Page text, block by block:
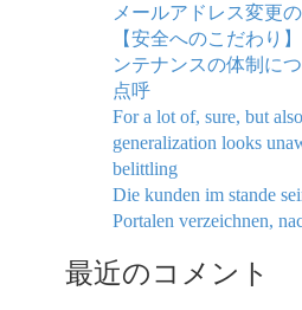
メールアドレス変更
【安全へのこだわり
ンテナンスの体制に
点呼
For a lot of, sure, but
generalization looks
belittling
Die kunden im stande
Portalen verzeichnen,
最近のコメント